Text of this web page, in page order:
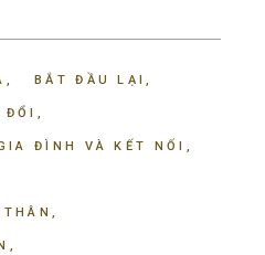
BẮT ĐẦU LẠI
ĐỔI
ĐÌNH VÀ KẾT NỐI